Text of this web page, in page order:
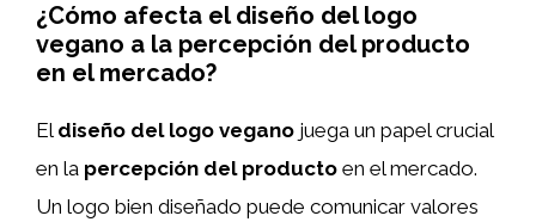
¿Cómo afecta el diseño del logo
vegano a la percepción del producto
en el mercado?
El diseño del logo vegano juega un papel crucial
en la percepción del producto en el mercado.
Un logo bien diseñado puede comunicar valores